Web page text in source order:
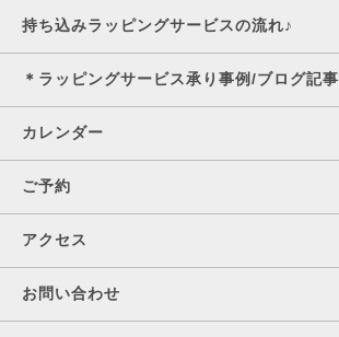
持ち込みラッピングサービスの流れ♪
＊ラッピングサービス承り事例/ブログ記事
カレンダー
ご予約
アクセス
お問い合わせ